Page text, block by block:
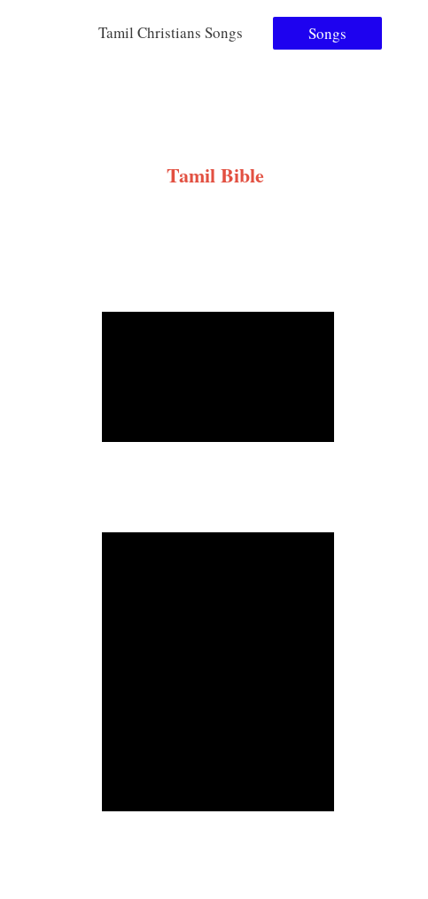
Tamil Christians Songs Songs
Tamil Bible